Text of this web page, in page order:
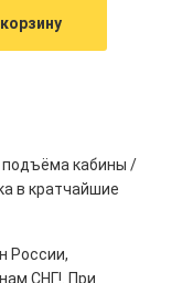
подъёма кабины /
в кратчайшие
России,
СНГ!. При